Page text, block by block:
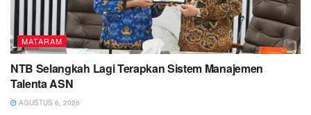
MATARAM
NTB Selangkah Lagi Terapkan Sistem Manajemen
Talenta ASN
AGUSTUS 6, 2026